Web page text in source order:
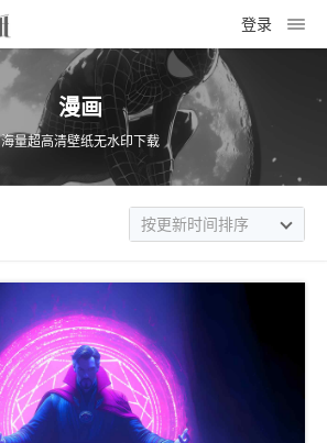
登录
漫画
海量超高清壁纸无水印下载
按更新时间排序